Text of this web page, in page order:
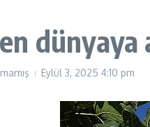
Eylül 3, 2025 4:10 pm